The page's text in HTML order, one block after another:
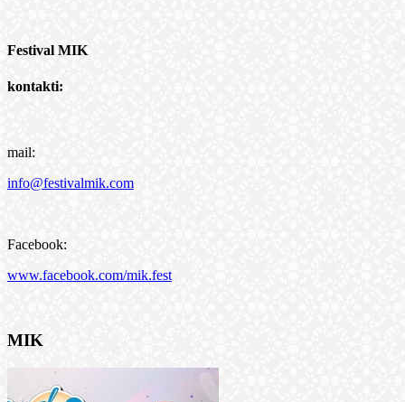
Festival MIK
kontakti:
mail:
info@festivalmik.com
Facebook:
www.facebook.com/mik.fest
MIK